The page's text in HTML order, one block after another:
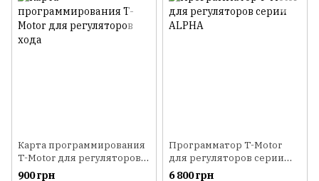
Карта программирования
T-Motor для регуляторов
хода
900 грн
Программатор T-Motor
для регуляторов серии
ALPHA
6 800 грн